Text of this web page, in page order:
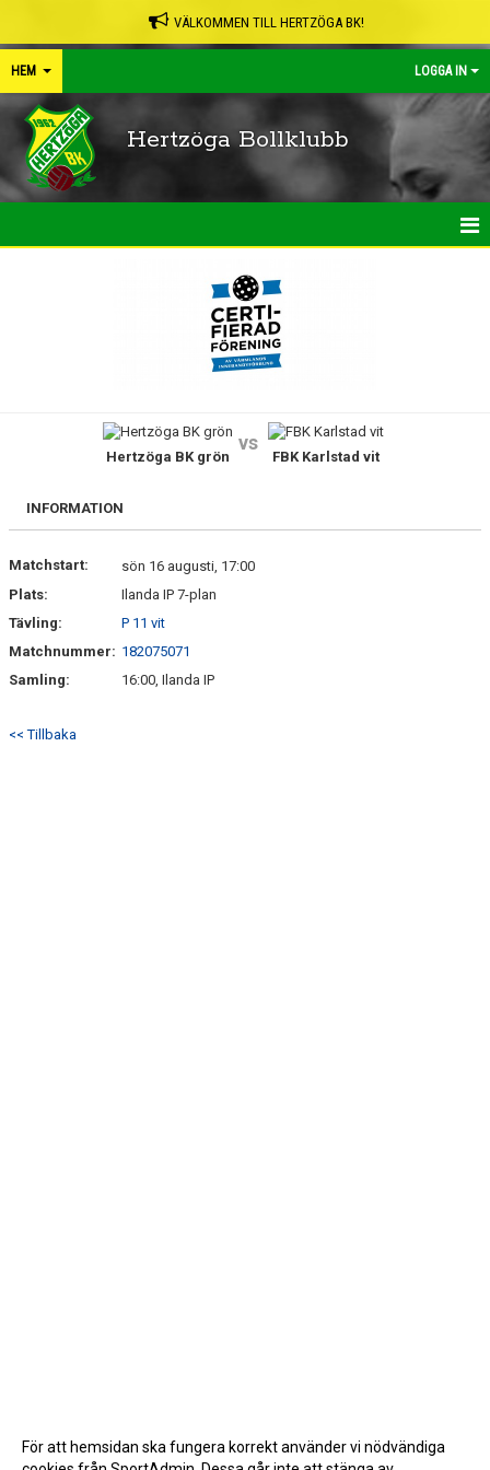
VÄLKOMMEN TILL HERTZÖGA BK!
HEM LOGGA IN
Hertzöga Bollklubb
FRISPARKEN
MATCHER
KONTAKTER & LAG
SPONSORER
Hertzöga BK grön
vs
FBK Karlstad vit
INFORMATION
Matchstart:
sön 16 augusti, 17:00
Plats:
Ilanda IP 7-plan
Tävling:
P 11 vit
Matchnummer: 182075071
Samling:
16:00, Ilanda IP
<< Tillbaka
För att hemsidan ska fungera korrekt använder vi nödvändiga